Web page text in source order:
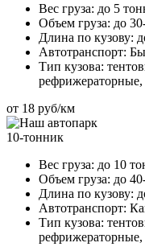
Вес груза: до 5
Объем груза: до
Длина по кузову:
Автотранспорт:
Тип кузова:
от 18 руб/км
10-тонник
Вес груза: до 10
Объем груза: до
Длина по кузову:
Автотранспорт:
Тип кузова: